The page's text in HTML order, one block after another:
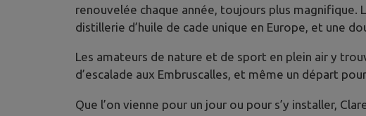
renouvelée chaque année, toujours plus magnifique.
distillerie d’huile de cade unique en Europe, et une
Les amateurs de nature et de sport en plein air y
d’escalade aux Embruscalles, et même un départ
Que l’on vienne pour un jour ou pour s’y installer,